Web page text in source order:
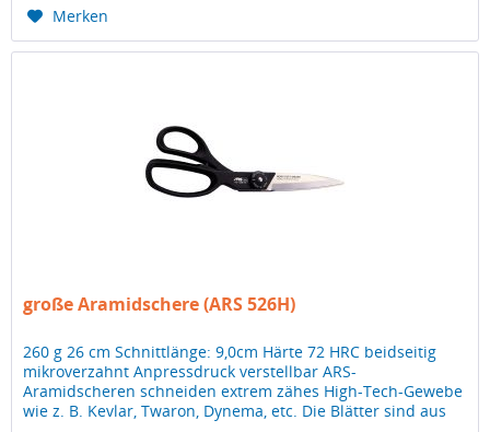
Merken
große Aramidschere (ARS 526H)
260 g 26 cm Schnittlänge: 9,0cm Härte 72 HRC beidseitig
mikroverzahnt Anpressdruck verstellbar ARS-
Aramidscheren schneiden extrem zähes High-Tech-Gewebe
wie z. B. Kevlar, Twaron, Dynema, etc. Die Blätter sind aus